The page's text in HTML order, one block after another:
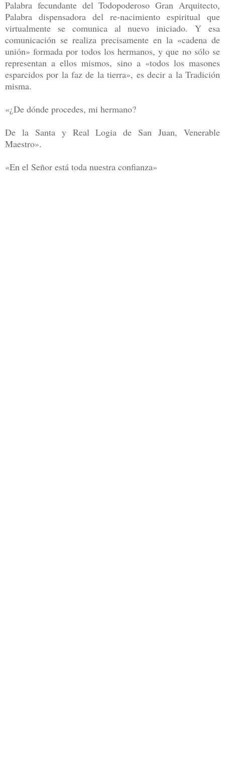
Palabra fecundante del Todopoderoso Gran Arquitecto,
Palabra dispensadora del re-nacimiento espiritual que
virtualmente se comunica al nuevo iniciado. Y esa
comunicación se realiza precisamente en la «cadena de
unión» formada por todos los hermanos, y que no sólo se
representan a ellos mismos, sino a «todos los masones
esparcidos por la faz de la tierra», es decir a la Tradición
misma.
«¿De dónde procedes, mi hermano?
De la Santa y Real Logia de San Juan, Venerable
Maestro».
«En el Señor está toda nuestra confianza»